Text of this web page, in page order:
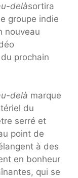
delàsortira
groupe indie
nouveau
prochain
delà marque
du
serré et
point de
à des
en bonheur
qui se